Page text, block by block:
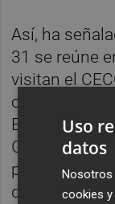
Así, ha
31 se reúne
visitan el
opinión "esto
Entonces, ha
Generalitat le
presidente
despacho
Uso
datos
cookies